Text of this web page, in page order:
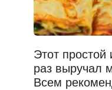
Этот простой
раз выручал
Всем